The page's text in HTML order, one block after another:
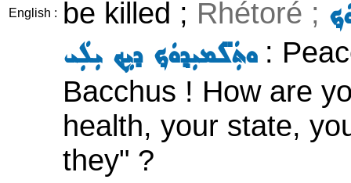
English : be killed ; Rhétoré ;
ܘܬܲܠ̈ܡܝܼܕ݂ܘܿܟ݂ ܕܝܹܟ݂ ܝܼܠܲܝ:
Bacchus ! How are
health, your state,
they" ?